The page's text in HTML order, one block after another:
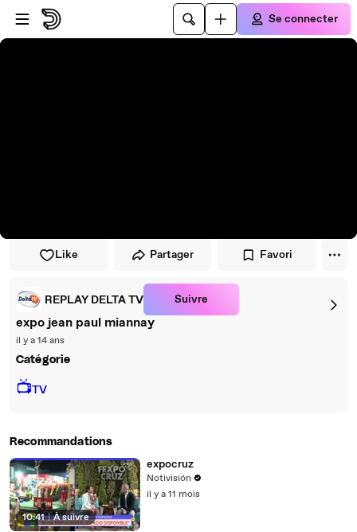
Passer au player
Passer au contenu principal
Se connecter
Like Partager Favori
REPLAY DELTA TV Suivre
expo jean paul miannay
il y a 14 ans
Catégorie
📺TV
Recommandations
10:41 | À suivre
expocruz
Notivisión
il y a 11 mois